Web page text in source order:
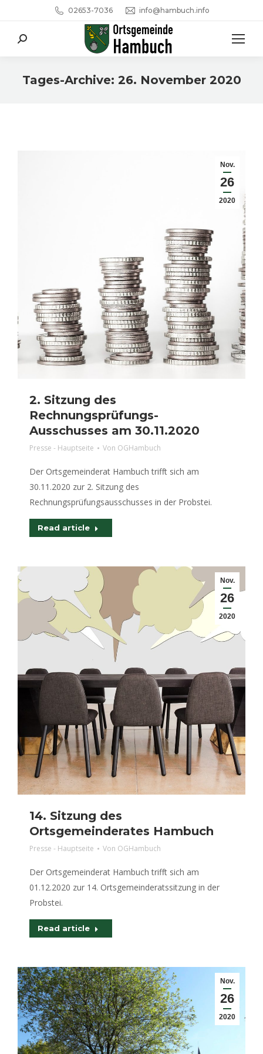
02653-7036 info@hambuch.info
Search:
Tages-Archive: 26. November 2020
Nov.
26
2020
2. Sitzung des
Rechnungsprüfungs-
Ausschusses am 30.11.2020
Presse - Hauptseite Von OGHambuch
Der Ortsgemeinderat Hambuch trifft sich am
30.11.2020 zur 2. Sitzung des
Rechnungsprüfungsausschusses in der Probstei.
Read article
Nov.
26
2020
14. Sitzung des
Ortsgemeinderates Hambuch
Presse - Hauptseite Von OGHambuch
Der Ortsgemeinderat Hambuch trifft sich am
01.12.2020 zur 14. Ortsgemeinderatssitzung in der
Probstei.
Read article
Nov.
26
2020